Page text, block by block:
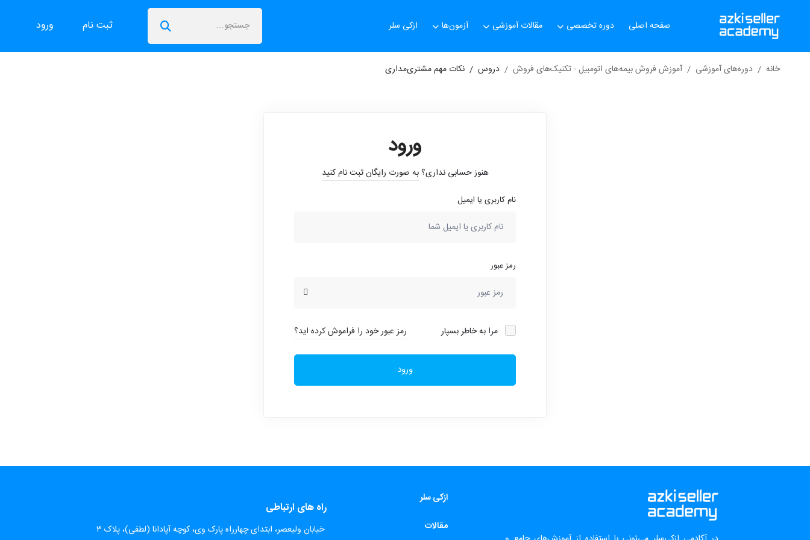
صفحه اصلی دوره تخصصی مقالات آموزشی آزمون‌ها ازکی سلر ورود ثبت نام
خانه دوره‌های آموزشی آموزش فروش بیمه‌های اتومبیل - تکنیک‌های فروش دروس نکات مهم مشتری‌مداری
ورود
هنوز حسابی نداری؟به صورت رایگان ثبت نام کنید
نام کاربری یا ایمیل
رمز عبور
مرا به خاطر بسپار رمز عبور خود را فراموش کرده اید؟
ورود
ازکی سلر
مقالات
راه های ارتباطی
​خیابان ولیعصر، ابتدای چهارراه پارک وی، کوچه آپادانا (لطفی)، پلاک ۳